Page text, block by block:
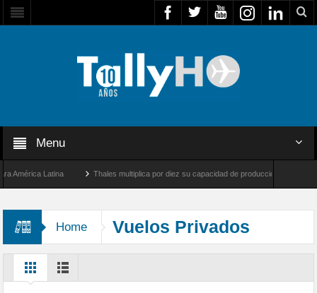
Menu
Latina Thales multiplica por diez su capacidad de producción de radares en
Home Vuelos Privados